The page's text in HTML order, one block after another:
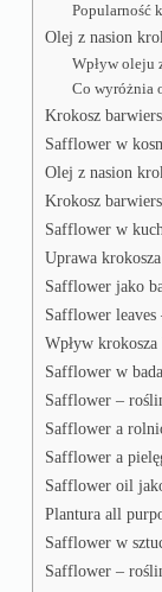
Popularność
Olej z nasion
Wpływ oleju
Co wyróżnia
Krokosz
Safflower w
Olej z nasion
Krokosz
Safflower w
Uprawa
Safflower jako
Safflower leaves
Wpływ
Safflower w
Safflower –
Safflower a
Safflower a
Safflower oil
Plantura all
Safflower w
Safflower –